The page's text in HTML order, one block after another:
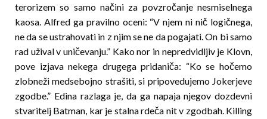
terorizem so samo načini za povzročanje nesmiselnega
kaosa. Alfred ga pravilno oceni: “V njem ni nič logičnega,
ne da se ustrahovati in z njim se ne da pogajati. On bi samo
rad užival v uničevanju.” Kako nor in nepredvidljiv je Klovn,
pove izjava nekega drugega pridaniča: “Ko se hočemo
zlobneži medsebojno strašiti, si pripovedujemo Jokerjeve
zgodbe.” Edina razlaga je, da ga napaja njegov dozdevni
stvaritelj Batman, kar je stalna rdeča nit v zgodbah. Killing